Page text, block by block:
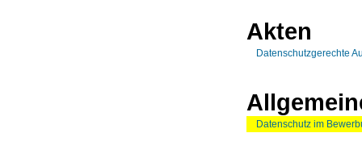
Akten
Datenschutzgerechte
Datenschutz im